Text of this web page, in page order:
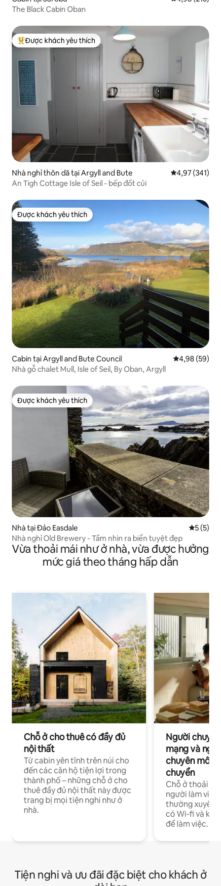
The Black Cabin Oban
Được khách yêu thích nhất
Được khách yêu thích
Nhà nghỉ thôn dã tại Argyll and Bute Xếp hạng
4,97 (341)
An Tigh Cottage Isle of Seil - bếp đốt củi
Được khách yêu thích
Được khách yêu thích
Cabin tại Argyll and Bute Council Xếp hạng
4,98 (59)
Nhà gỗ chalet Mull, Isle of Seil, By Oban, Argyll
Được khách yêu thích
Được khách yêu thích
Nhà tại Đảo Easdale Xếp5 (5)
Nhà nghỉ Old Brewery - Tầm nhìn ra biển tuyệt đẹp
Vừa thoải mái như ở nhà, vừa được hưởng
mức giá theo tháng hấp dẫn
Chỗ ở cho thuê có đầy đủ
nội thất
Từ cabin yên tĩnh trên núi cho
đến các căn hộ tiện lợi trong
thành phố – những chỗ ở cho
thuê đầy đủ nội thất này được
trang bị mọi tiện nghi như ở
nhà.
Người
mạng và
chuyên môn
chuyển
Chỗ ở thoải
người làm việc
thường xuyên
có Wi-fi và
để làm việc.
Tiện nghi và ưu đãi đặc biệt cho khách ở